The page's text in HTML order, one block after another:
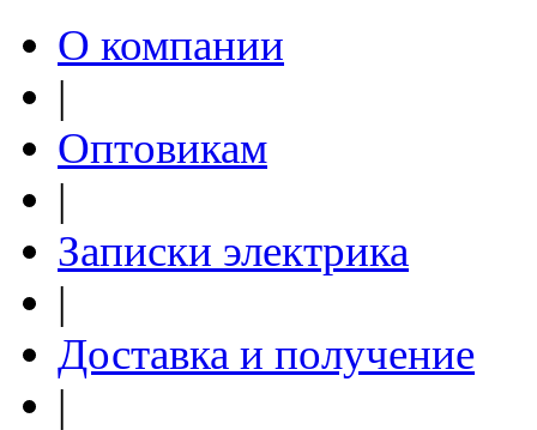
О компании
|
Оптовикам
|
Записки электрика
|
Доставка и получение
|